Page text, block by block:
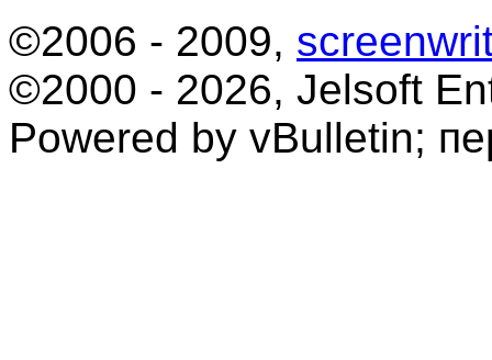
©2006 - 2009,
©2000 - 2026, Jelsoft
Powered by vBulletin;